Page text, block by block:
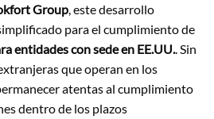
Group , este desarrollo
para el cumplimiento de
entidades con sede en EE.UU. . Sin
que operan en los
atentas al cumplimiento
dentro de los plazos